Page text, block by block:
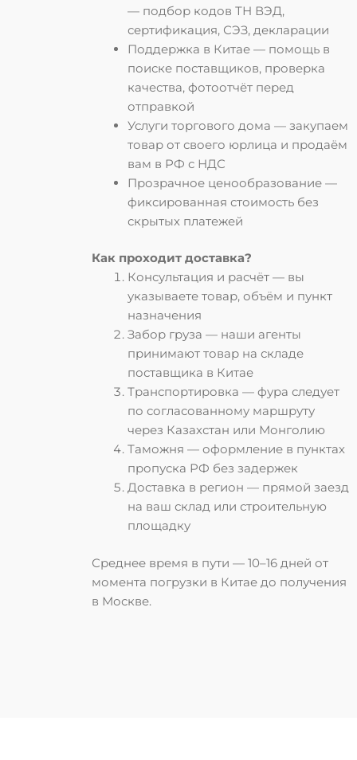
— подбор кодов ТН ВЭД,
сертификация, СЭЗ, декларации
Поддержка в Китае — помощь в
поиске поставщиков, проверка
качества, фотоотчёт перед
отправкой
Услуги торгового дома — закупаем
товар от своего юрлица и продаём
вам в РФ с НДС
Прозрачное ценообразование —
фиксированная стоимость без
скрытых платежей
Как проходит доставка?
Консультация и расчёт — вы
указываете товар, объём и пункт
назначения
Забор груза — наши агенты
принимают товар на складе
поставщика в Китае
Транспортировка — фура следует
по согласованному маршруту
через Казахстан или Монголию
Таможня — оформление в пунктах
пропуска РФ без задержек
Доставка в регион — прямой заезд
на ваш склад или строительную
площадку
Среднее время в пути — 10–16 дней от
момента погрузки в Китае до получения
в Москве.